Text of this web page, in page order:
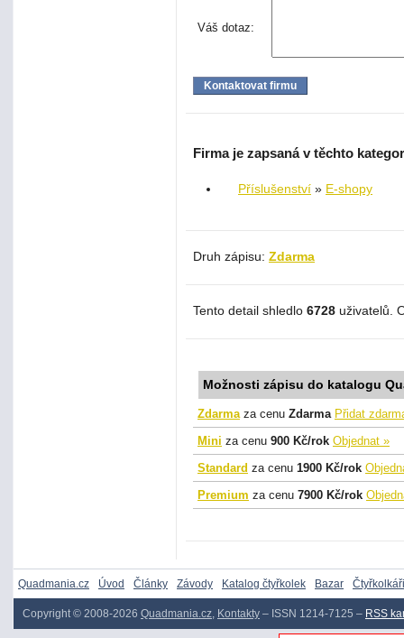
Váš dotaz:
Firma je zapsaná v těchto
Příslušenství » E-shopy
Druh zápisu: Zdarma
Tento detail shledlo 6728 uživatelů.
Možnosti zápisu do katalogu
Zdarmaza cenu Zdarma Přidat
Mini za cenu 900 Kč/rok Objednat »
Standard za cenu 1900 Kč/rok
Premium za cenu 7900 Kč/rok
Quadmania.cz Úvod Články Závody Katalog čtyřkolek Bazar Čtyřkolkáři
Copyright © 2008-2026 Quadmania.cz, Kontakty – ISSN 1214-7125 – RSS